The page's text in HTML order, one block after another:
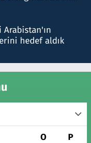
hedef aldık
O P